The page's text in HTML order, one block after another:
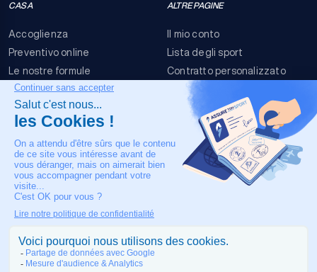
CASA
Accoglienza
Preventivo online
Le nostre formule
FAQ
Contatti
ALTRE PAGINE
Il mio conto
Lista degli sport
Contratto personalizzato
Termini e condizioni
Rischi dell'evento
Nota legale
IL NOSTRO CONTATTO
+33 4 90 63 34 07
Assistenza medica 24/7